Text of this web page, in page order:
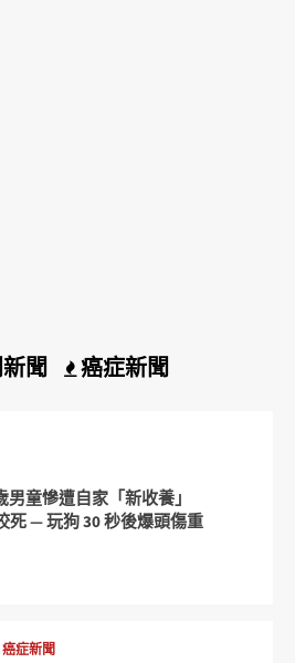
聞 癌症新聞
男童慘遭自家「新收養」
死 — 玩狗 30 秒後爆頭傷重
癌症新聞